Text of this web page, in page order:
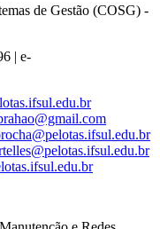
de Gestão (COSG) -
| e-